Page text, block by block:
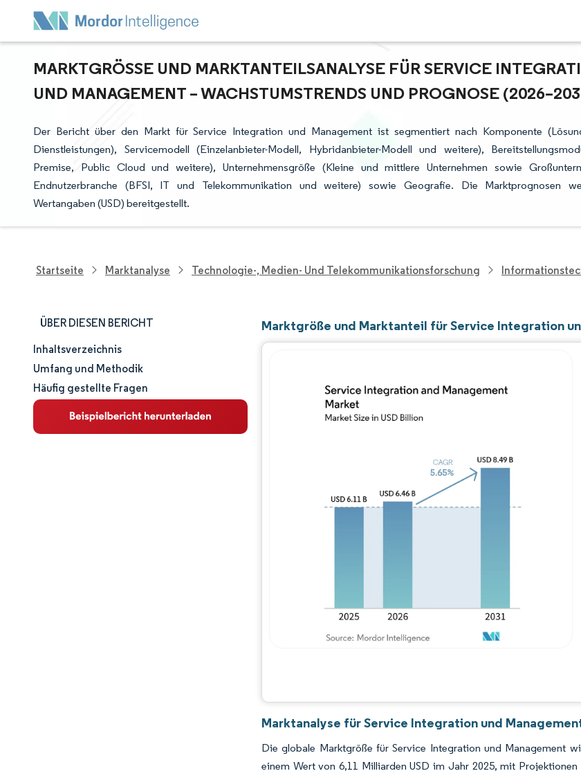
MARKTGRÖSSE UND MARKTANTEILSANALYSE FÜR SERVICE
ND MANAGEMENT – WACHSTUMSTRENDS UND PROGNOSE
Der Bericht über den Markt für Service Integration und Management ist segmentiert nach Komponente
Dienstleistungen), Servicemodell (Einzelanbieter-Modell, Hybridanbieter-Modell und weitere),
Premise, Public Cloud und weitere), Unternehmensgröße (Kleine und mittlere Unternehmen sowie
Endnutzerbranche (BFSI, IT und Telekommunikation und weitere) sowie Geografie. Die Marktprognosen
Wertangaben (USD) bereitgestellt.
Startseite Marktanalyse Technologie-, Medien- Und Telekommunikationsforschung
ÜBER DIESEN BERICHT
Marktgröße und -anteil
Marktanalyse
Trends und Einblicke
Inhaltsverzeichnis
Umfang und Methodik
Häufig gestellte Fragen
Marktgröße und Marktanteil für Service Integration
Bild © Mordor Intelligence.
Marktanalyse für Service Integration und
Die globale Marktgröße für Service Integration und Management
einem Wert von 6,11 Milliarden USD im Jahr 2025, mit